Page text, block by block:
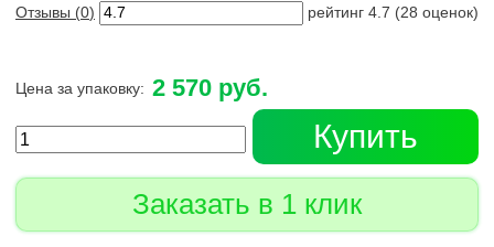
Отзывы (0) рейтинг 4.7 (28 оценок)
Цена за упаковку: 2 570 руб.
Купить
Заказать в 1 клик